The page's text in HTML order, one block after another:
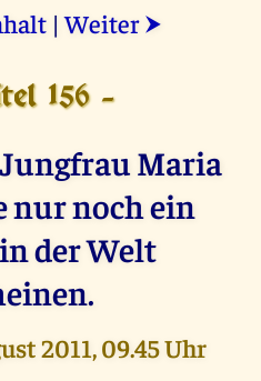
|Weiter ⮞
156 -
Maria
noch ein
der Welt
2011, 09.45 Uhr